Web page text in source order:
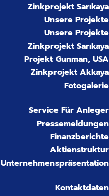
Zinkprojekt Sarıkaya
Unsere Projekte
Unsere Projekte
Zinkprojekt Sarıkaya
Projekt Gunman, USA
Zinkprojekt Akkaya
Fotogalerie
Service Für Anleger
Pressemeldungen
Finanzberichte
Aktienstruktur
Unternehmenspräsentation
Kontaktdaten